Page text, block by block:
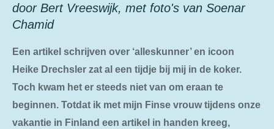
door Bert Vreeswijk, met foto's van Soenar
Chamid
Een artikel schrijven over ‘alleskunner’ en icoon
Heike Drechsler zat al een tijdje bij mij in de koker.
Toch kwam het er steeds niet van om eraan te
beginnen. Totdat ik met mijn Finse vrouw tijdens onze
vakantie in Finland een artikel in handen kreeg,